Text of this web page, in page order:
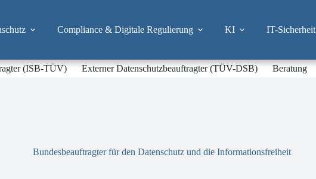
Compliance & Digitale Regulierung KI IT-Sicherheit
(ISB-TÜV) Externer Datenschutzbeauftragter (TÜV-DSB) Beratung
Bundesbeauftragter für den Datenschutz und die Informationsfreiheit